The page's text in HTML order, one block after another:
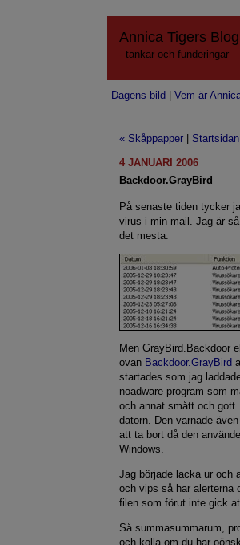
Annica Tigers Blog
- tankar och funderingar
Dagens bild |Vem är
« Skåppapper Startsidan
4 JANUARI 2006
Backdoor.GrayBird
På senaste tiden tycker
virus i min mail. Jag är
det mesta.
Men GrayBird.Backdoor
ovan Backdoor.GrayBird
startades som jag
noadware-program som
och annat smått och
datorn. Den varnade
att ta bort då den
Windows.
Jag började lacka ur och
och vips så har alerterna
filen som förut inte gick
Så summasummarum,
och kolla om du har